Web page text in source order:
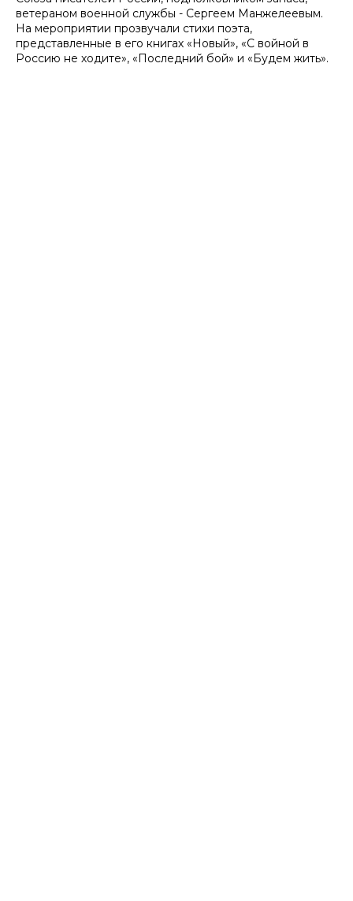
ветераном военной службы - Сергеем Манжелеевым.
На мероприятии прозвучали стихи поэта,
представленные в его книгах «Новый», «С войной в
Россию не ходите», «Последний бой» и «Будем жить».